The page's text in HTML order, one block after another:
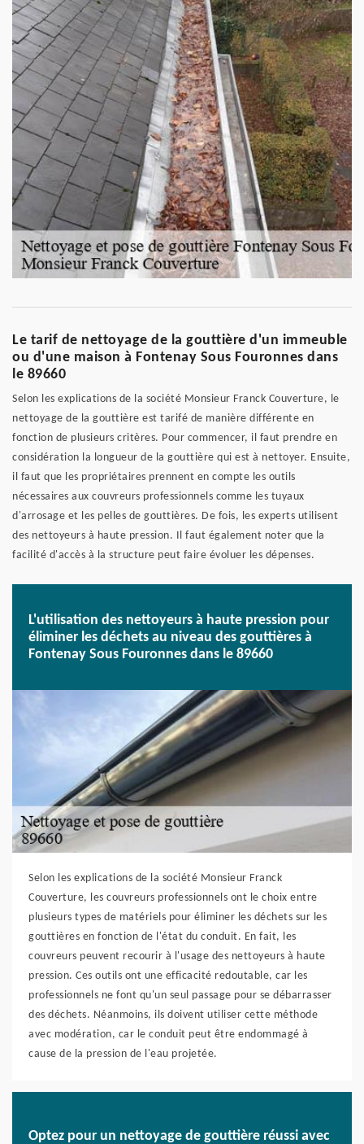
Le tarif de nettoyage de la gouttière d'un immeuble
ou d'une maison à Fontenay Sous Fouronnes dans
le 89660
Selon les explications de la société Monsieur Franck Couverture, le
nettoyage de la gouttière est tarifé de manière différente en
fonction de plusieurs critères. Pour commencer, il faut prendre en
considération la longueur de la gouttière qui est à nettoyer. Ensuite,
il faut que les propriétaires prennent en compte les outils
nécessaires aux couvreurs professionnels comme les tuyaux
d'arrosage et les pelles de gouttières. De fois, les experts utilisent
des nettoyeurs à haute pression. Il faut également noter que la
facilité d'accès à la structure peut faire évoluer les dépenses.
L'utilisation des nettoyeurs à haute pression pour
éliminer les déchets au niveau des gouttières à
Fontenay Sous Fouronnes dans le 89660
Selon les explications de la société Monsieur Franck
Couverture, les couvreurs professionnels ont le choix entre
plusieurs types de matériels pour éliminer les déchets sur les
gouttières en fonction de l'état du conduit. En fait, les
couvreurs peuvent recourir à l'usage des nettoyeurs à haute
pression. Ces outils ont une efficacité redoutable, car les
professionnels ne font qu'un seul passage pour se débarrasser
des déchets. Néanmoins, ils doivent utiliser cette méthode
avec modération, car le conduit peut être endommagé à
cause de la pression de l'eau projetée.
Optez pour un nettoyage de gouttière réussi avec